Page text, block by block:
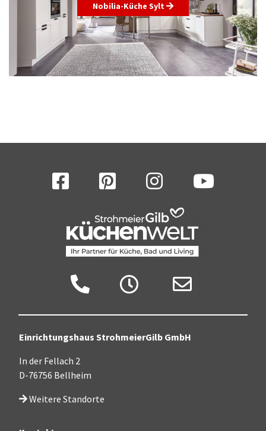
Nobilia-Küche Sylt
Facebook Pinterest Instagram YouTube
Zu den Öffnungszeiten
Einrichtungshaus StrohmeierGilb GmbH
In der Fellach 2
D-76756 Bellheim
Weitere Standorte